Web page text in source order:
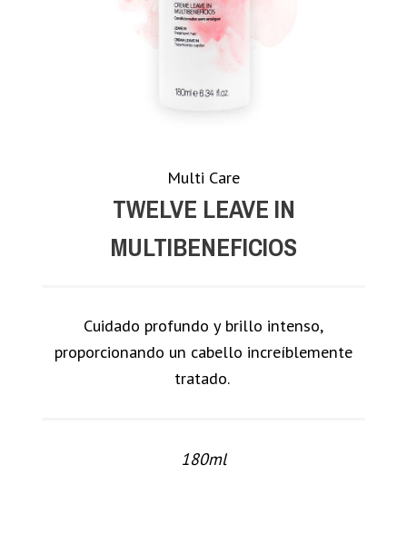
Multi Care
TWELVE LEAVE IN
MULTIBENEFICIOS
Cuidado profundo y brillo intenso,
proporcionando un cabello increíblemente
tratado.
180ml